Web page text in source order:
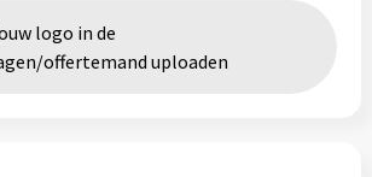
logo in de
offertemand uploaden